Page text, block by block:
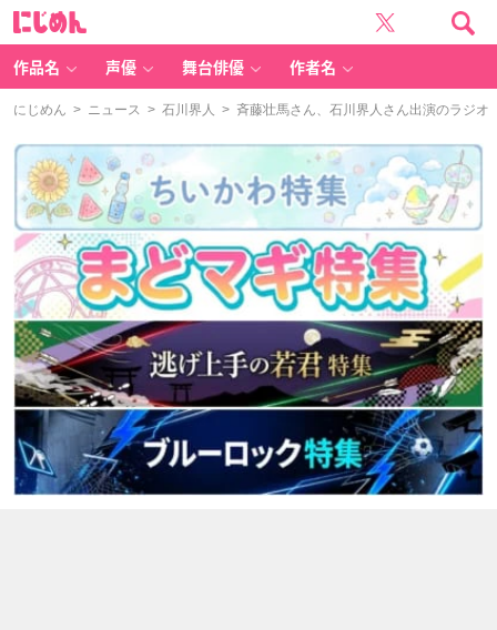
作品名 声優 舞台俳優 作者名
にじめん > ニュース > 石川界人 > 斉藤壮馬さん、石川界人さん出演のラジオ